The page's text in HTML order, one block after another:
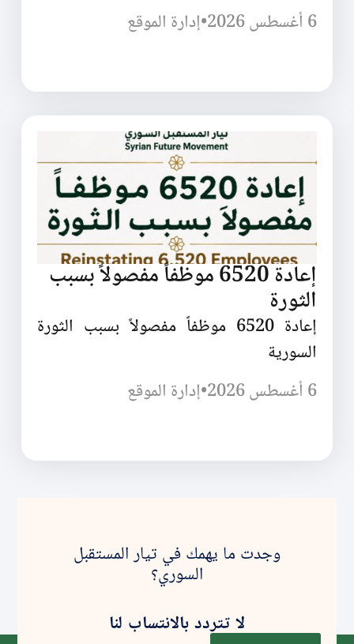
6 أغسطس 2026
•إدارة الموقع
إعادة 6520 موظفاً مفصولاً بسبب
الثورة
إعادة 6520 موظفاً مفصولاً بسبب الثورة
السورية
6 أغسطس 2026
•إدارة الموقع
وجدت ما يهمك في تيار المستقبل
السوري؟
لا تتردد بالانتساب لنا